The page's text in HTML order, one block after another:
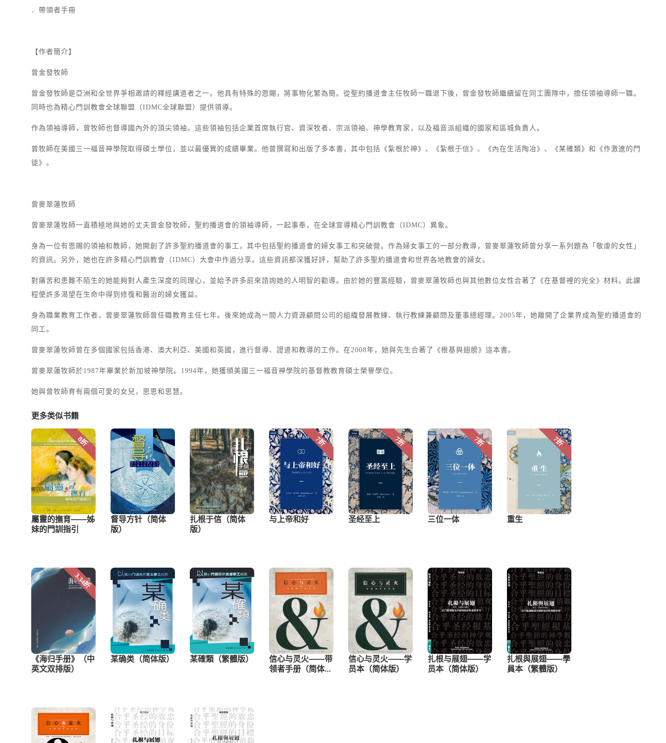
．帶領者手冊
【作者簡介】
曾金發牧師
曾金發牧師是亞洲和全世界爭相邀請的釋經講道者之一。他具有特殊的恩賜，將事物化繁為簡。從聖約播道會主任牧師一職退下後，曾金發牧師繼續留在同工團隊中，擔任領袖導師一職。
同時也為精心門訓教會全球聯盟（IDMC全球聯盟）提供領導。
作為領袖導師，曾牧師也督導國內外的頂尖領袖。這些領袖包括企業首席執行官、資深牧者、宗派領袖、神學教育家，以及福音派組織的國家和區城負責人。
曾牧師在美國三一福音神學院取得碩士學位，並以最優異的成績畢業。他曾撰寫和出版了多本書，其中包括《紮根於神》、《紮根于信》、《內在生活陶冶》、《某確類》和《作激進的門
徒》。
曾麥翠蓮牧師
曾麥翠蓮牧師一直積極地與她的丈夫曾金發牧師，聖約播道會的領袖導師，一起事奉，在全球宣導精心門訓教會（IDMC）異象。
身為一位有恩賜的領袖和教師，她開創了許多聖約播道會的事工，其中包括聖約播道會的婦女事工和突破營。作為婦女事工的一部分教導，曾麥翠蓮牧師曾分享一系列題為「敬虔的女性」
的資訊。另外，她也在許多精心門訓教會（IDMC）大會中作過分享。這些資訊都深獲好評，幫助了許多聖約播道會和世界各地教會的婦女。
對痛苦和患難不陌生的她能夠對人產生深度的同理心，並給予許多前來諮詢她的人明智的勸導。由於她的豐富經驗，曾麥翠蓮牧師也與其他數位女性合著了《在基督裡的完全》材料。此課
程使許多渴望在生命中得到修復和醫治的婦女獲益。
身為職業教育工作者，曾麥翠蓮牧師曾任職教育主任七年。後來她成為一間人力資源顧問公司的組織發展教練、執行教練兼顧問及董事總經理。2005年，她離開了企業界成為聖約播道會的
同工。
曾麥翠蓮牧師曾在多個國家包括香港、澳大利亞、美國和英國，進行督導、證道和教導的工作。在2008年，她與先生合著了《根基與翅膀》這本書。
曾麥翠蓮牧師於1987年畢業於新加坡神學院。1994年，她獲頒美國三一福音神學院的基督教教育碩士榮譽學位。
她與曾牧師育有兩個可愛的女兒，思恩和思慧。
更多类似书籍